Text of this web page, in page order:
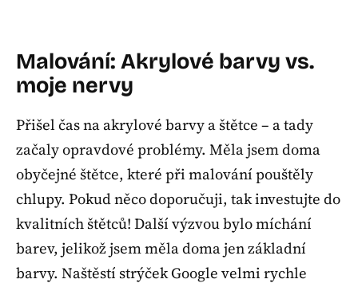
Malování: Akrylové barvy vs.
moje nervy
Přišel čas na akrylové barvy a štětce – a tady
začaly opravdové problémy. Měla jsem doma
obyčejné štětce, které při malování pouštěly
chlupy. Pokud něco doporučuji, tak investujte do
kvalitních štětců! Další výzvou bylo míchání
barev, jelikož jsem měla doma jen základní
barvy. Naštěstí strýček Google velmi rychle